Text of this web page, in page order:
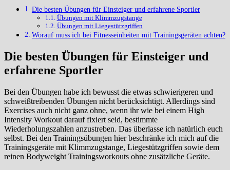
Die besten Übungen für Einsteiger und erfahrene Sportler
Übungen mit Klimmzugstange
Übungen mit Liegestützgriffen
Worauf muss ich bei Fitnesseinheiten mit Trainingsgeräten achten?
Die besten Übungen für Einsteiger und
erfahrene Sportler
Bei den Übungen habe ich bewusst die etwas schwierigeren und
schweißtreibenden Übungen nicht berücksichtigt. Allerdings sind
Exercises auch nicht ganz ohne, wenn ihr wie bei einem High
Intensity Workout darauf fixiert seid, bestimmte
Wiederholungszahlen anzustreben. Das überlasse ich natürlich euch
selbst. Bei den Trainingsübungen hier beschränke ich mich auf die
Trainingsgeräte mit Klimmzugstange, Liegestützgriffen sowie dem
reinen Bodyweight Trainingsworkouts ohne zusätzliche Geräte.